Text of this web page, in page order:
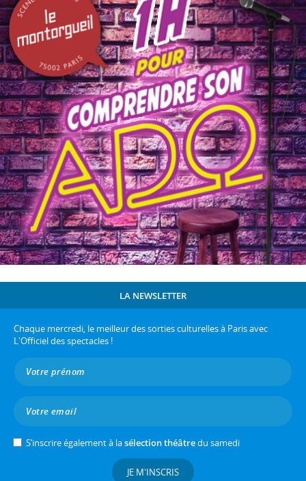
LA NEWSLETTER
Chaque mercredi, le meilleur des sorties culturelles à Paris avec
L'Officiel des spectacles !
S’inscrire également à lasélection théâtredu samedi
JE M'INSCRIS